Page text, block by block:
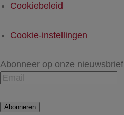
Cookiebeleid
Cookie-instellingen
Abonneer op onze nieuwsbrief
Abonneren